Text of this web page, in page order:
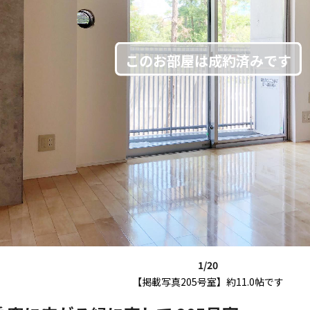
1/20
【掲載写真205号室】約11.0帖です